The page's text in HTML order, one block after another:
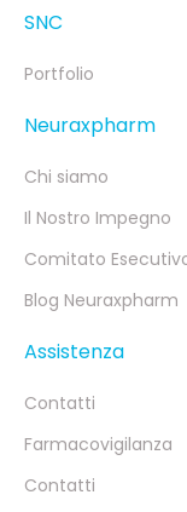
SNC
Portfolio
Neuraxpharm
Chi siamo
Il Nostro Impegno
Comitato
Blog Neuraxpharm
Assistenza
Contatti
Farmacovigilanza
Contatti